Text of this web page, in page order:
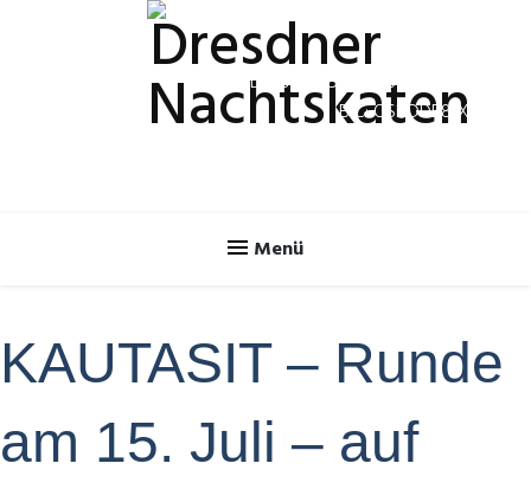
KAUTASIT – Runde
am 15. Juli – auf
IBAN: DE70 8505 0300 3120 2624 46
BIC: OSDDDE81XXX